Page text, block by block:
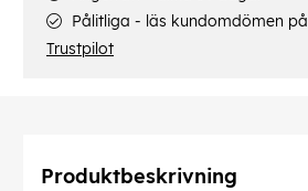
Pålitliga - läs kundomdömen på
Trustpilot
Produktbeskrivning